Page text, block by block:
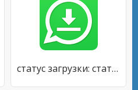
статус загрузки: статус видео скачать WhatsApp